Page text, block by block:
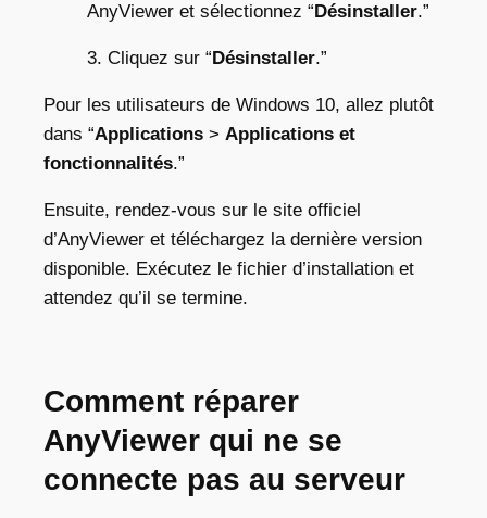
AnyViewer et sélectionnez “Désinstaller.”
3. Cliquez sur “Désinstaller.”
Pour les utilisateurs de Windows 10, allez plutôt
dans “Applications > Applications et
fonctionnalités.”
Ensuite, rendez-vous sur le site officiel
d’AnyViewer et téléchargez la dernière version
disponible. Exécutez le fichier d’installation et
attendez qu’il se termine.
Comment réparer
AnyViewer qui ne se
connecte pas au serveur